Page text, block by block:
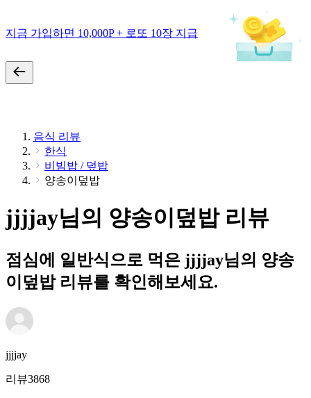
지금 가입하면 10,000P + 로또 10장 지급
음식 리뷰
한식
비빔밥 / 덮밥
양송이덮밥
jjjjay님의 양송이덮밥 리뷰
점심에 일반식으로 먹은 jjjjay님의 양송
이덮밥 리뷰를 확인해보세요.
jjjjay
리뷰3868